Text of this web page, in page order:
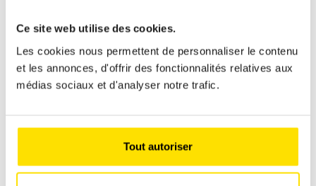
Ce site web utilise des cookies.
Les cookies nous permettent de personnaliser le contenu
et les annonces, d'offrir des fonctionnalités relatives aux
médias sociaux et d'analyser notre trafic.
Tout autoriser
Temps plein
départements et au développement du service qualité.
En
savoir